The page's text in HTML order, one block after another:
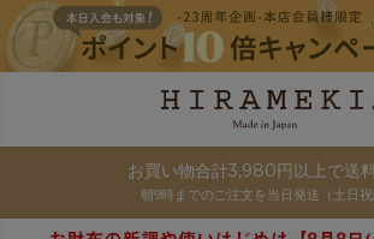
お買い物合計3,980円以上で送
朝9時までのご注文を当日発送（土日祝